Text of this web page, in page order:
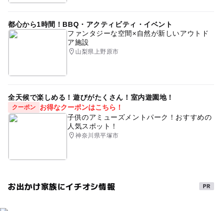
都心から1時間！BBQ・アクティビティ・イベント
ファンタジーな空間×自然が新しいアウトド
ア施設
山梨県上野原市
全天候で楽しめる！遊びがたくさん！室内遊園地！
クーポン
お得なクーポンはこちら！
子供のアミューズメントパーク！おすすめの
人気スポット！
神奈川県平塚市
お出かけ家族にイチオシ情報